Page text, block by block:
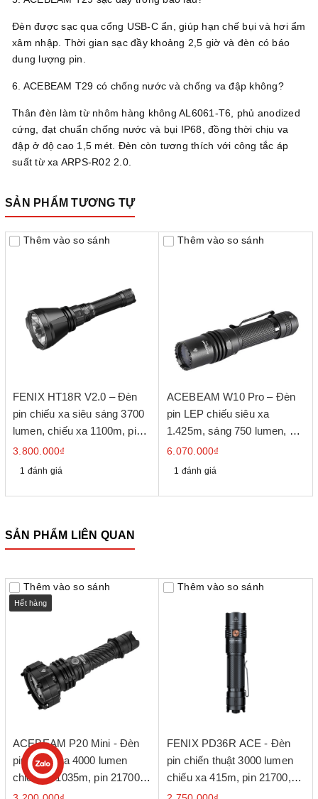
Đèn được sạc qua cổng USB-C ẩn, giúp hạn chế bụi và hơi ẩm
xâm nhập. Thời gian sạc đầy khoảng 2,5 giờ và đèn có báo
dung lượng pin.
6. ACEBEAM T29 có chống nước và chống va đập không?
Thân đèn làm từ nhôm hàng không AL6061-T6, phủ anodized
cứng, đạt chuẩn chống nước và bụi IP68, đồng thời chịu va
đập ở độ cao 1,5 mét. Đèn còn tương thích với công tắc áp
suất từ xa ARPS-R02 2.0.
SẢN PHẨM TƯƠNG TỰ
Thêm vào so sánh
FENIX HT18R V2.0 – Đèn
pin chiếu xa siêu sáng 3700
lumen, chiếu xa 1100m, pin
sạc 6000mAh, IP68
3.800.000₫
1 đánh giá
Thêm vào so sánh
ACEBEAM W10 Pro – Đèn
pin LEP chiếu siêu xa
1.425m, sáng 750 lumen, pin
21700 USB-C
6.070.000₫
1 đánh giá
SẢN PHẨM LIÊN QUAN
Thêm vào so sánh
Hết hàng
ACEBEAM P20 Mini - Đèn
pin chiếu xa 4000 lumen
chiếu xa 1035m, pin 21700
6400mAh, sạc USB-C
Thêm vào so sánh
FENIX PD36R ACE - Đèn
pin chiến thuật 3000 lumen
chiếu xa 415m, pin 21700,
sạc USB-C